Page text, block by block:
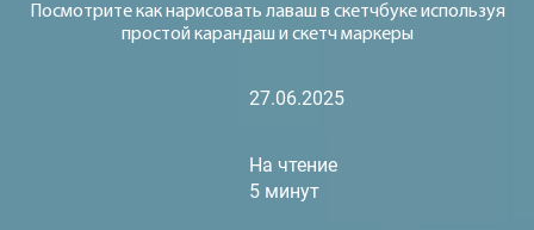
Посмотрите как нарисовать лаваш в скетчбуке используя
простой карандаш и скетч маркеры
27.06.2025
На чтение
5 минут